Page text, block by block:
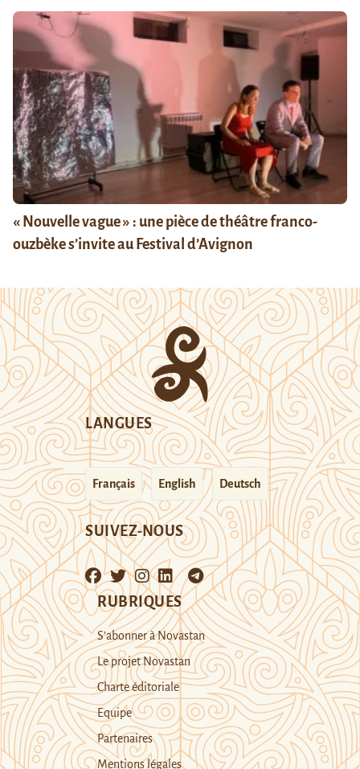
« Nouvelle vague » : une pièce de théâtre franco-
ouzbèke s’invite au Festival d’Avignon
LANGUES
Français English Deutsch
SUIVEZ-NOUS
RUBRIQUES
S’abonner à Novastan
Le projet Novastan
Charte éditoriale
Equipe
Partenaires
Mentions légales